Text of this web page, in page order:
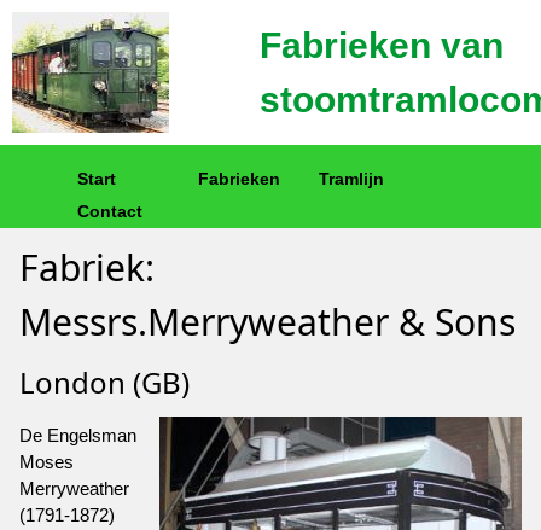
Fabrieken van
Start Fabrieken
Tramlijn
Contact
Fabriek:
Messrs.Merryweather & Sons
London (GB)
De Engelsman
Moses
Merryweather
(1791-1872)